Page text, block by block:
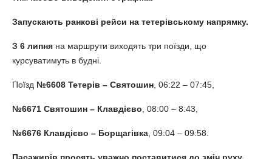
Запускають ранкові рейси на тетерівському напрямку.
З 6 липня на маршрути виходять три поїзди, що
курсуватимуть в будні.
Поїзд №6608 Тетерів – Святошин , 06:22 – 07:45,
№6671 Святошин – Клавдієво , 08:00 – 8:43,
№6676 Клавдієво – Борщагівка , 09:04 – 09:58.
Пасажирів просять уважно поставитися до змін руху,